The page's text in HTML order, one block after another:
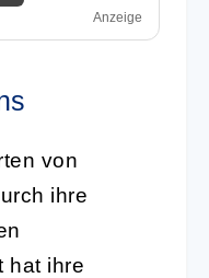
Anzeige
von
ihre
hat ihre